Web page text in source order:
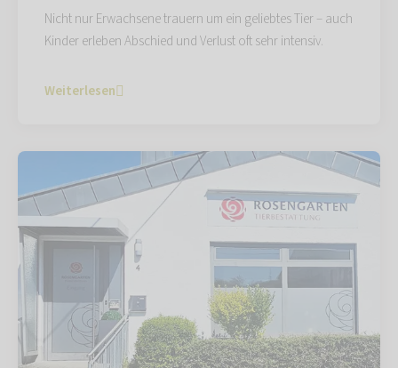
Nicht nur Erwachsene trauern um ein geliebtes Tier – auch
Kinder erleben Abschied und Verlust oft sehr intensiv.
Weiterlesen